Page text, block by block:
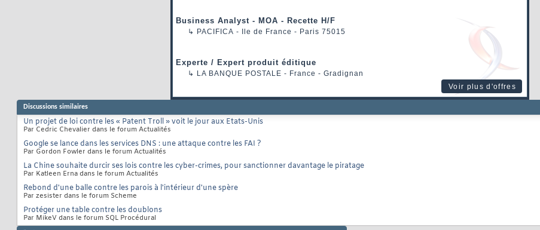
Business Analyst - MOA - Recette H/F
↳ PACIFICA - Ile de France - Paris 75015
Experte / Expert produit éditique
↳ LA BANQUE POSTALE - France - Gradignan
Voir plus d'offres
Discussions similaires
Un projet de loi contre les « Patent Troll » voit le jour aux Etats-Unis
Par Cedric Chevalier dans le forum Actualités
Google se lance dans les services DNS : une attaque contre les FAI ?
Par Gordon Fowler dans le forum Actualités
La Chine souhaite durcir ses lois contre les cyber-crimes, pour sanctionner davantage le piratage
Par Katleen Erna dans le forum Actualités
Rebond d'une balle contre les parois à l'intérieur d'une spère
Par zesister dans le forum Scheme
Protéger une table contre les doublons
Par MikeV dans le forum SQL Procédural